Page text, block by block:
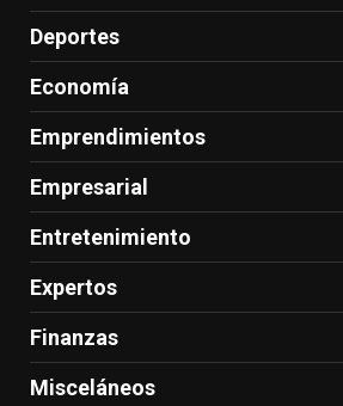
Deportes
Economía
Emprendimientos
Empresarial
Entretenimiento
Expertos
Finanzas
Misceláneos